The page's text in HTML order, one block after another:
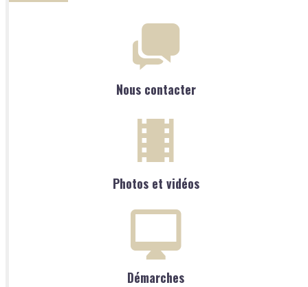
Nous contacter
Photos et vidéos
Démarches